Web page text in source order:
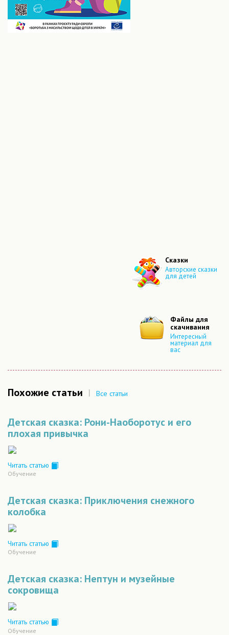
Сказки
Авторские сказки
для детей
Файлы для
скачивания
Интересный
материал для
вас
Похожие статьи | Все статьи
Детская сказка: Рони-Наоборотус и его
плохая привычка
Читать статью
Обучение
Детская сказка: Приключения снежного
колобка
Читать статью
Обучение
Детская сказка: Нептун и музейные
сокровища
Читать статью
Обучение